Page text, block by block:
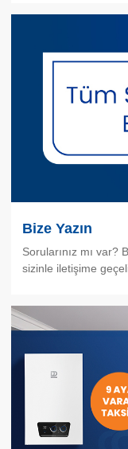
Bize Yazın
Sorularınız mı var?
sizinle iletişime